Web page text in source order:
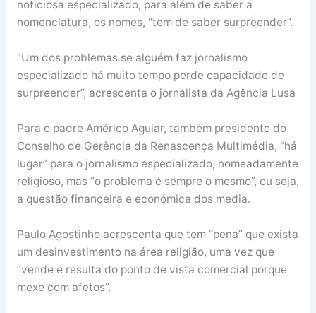
noticiosa especializado, para além de saber a
nomenclatura, os nomes, “tem de saber surpreender”.
“Um dos problemas se alguém faz jornalismo
especializado há muito tempo perde capacidade de
surpreender”, acrescenta o jornalista da Agência Lusa
Para o padre Américo Aguiar, também presidente do
Conselho de Gerência da Renascença Multimédia, “há
lugar” para o jornalismo especializado, nomeadamente
religioso, mas “o problema é sempre o mesmo”, ou seja,
a questão financeira e económica dos media.
Paulo Agostinho acrescenta que tem “pena” que exista
um desinvestimento na área religião, uma vez que
“vende e resulta do ponto de vista comercial porque
mexe com afetos”.